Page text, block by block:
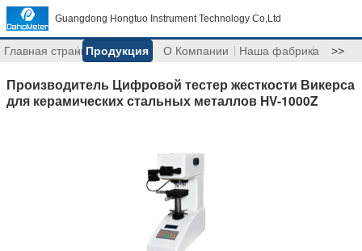
Guangdong Hongtuo Instrument Technology Co,Ltd
Главная страницаПродукция О Компании Наша фабрика >>
Производитель Цифровой тестер жесткости Викерса
для керамических стальных металлов HV-1000Z